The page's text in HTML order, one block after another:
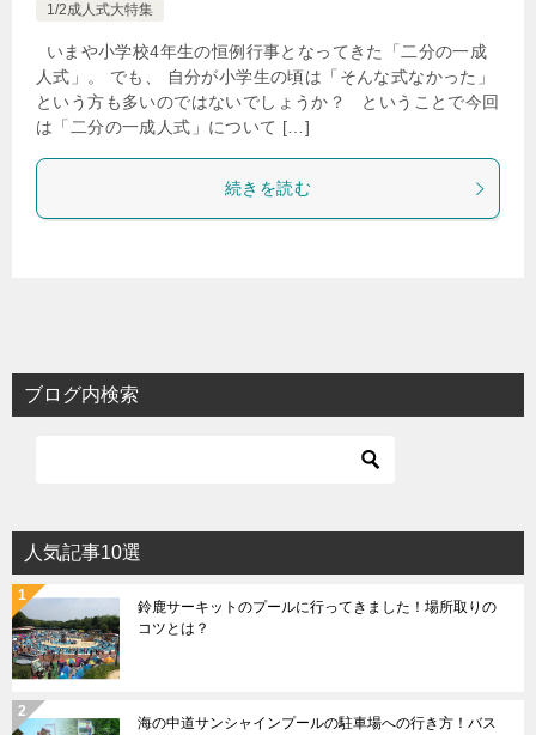
1/2成人式大特集
いまや小学校4年生の恒例行事となってきた「二分の一成
人式」。 でも、 自分が小学生の頃は「そんな式なかった」
という方も多いのではないでしょうか？ ということで今回
は「二分の一成人式」について […]
続きを読む
ブログ内検索
人気記事10選
鈴鹿サーキットのプールに行ってきました！場所取りの
コツとは？
海の中道サンシャインプールの駐車場への行き方！バス